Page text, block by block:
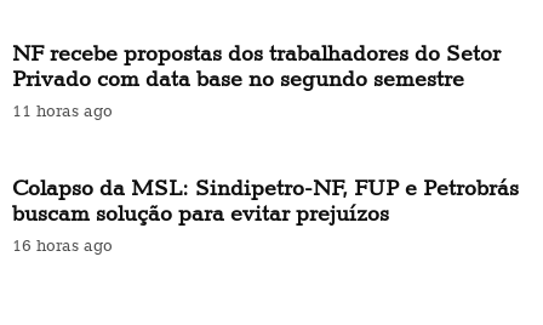
NF recebe propostas dos trabalhadores do Setor
Privado com data base no segundo semestre
11 horas ago
Colapso da MSL: Sindipetro-NF, FUP e Petrobrás
buscam solução para evitar prejuízos
16 horas ago